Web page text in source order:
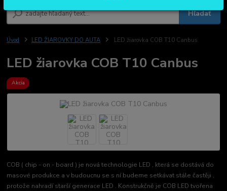
Hľadať
Úvod LED ŽIAROVKY DO AUTA LED žiarovka COB T10 Canbus
LED žiarovka COB T10 Canbus
Akcia
COB ( chip - on - board ) je nová technologie LED , která se dostává do
masové produkce a v budoucnu se s ní budeme setkávat stále častěji ,
protože nahradí starší generace LED . Konstrukčně je COB LED tvořena